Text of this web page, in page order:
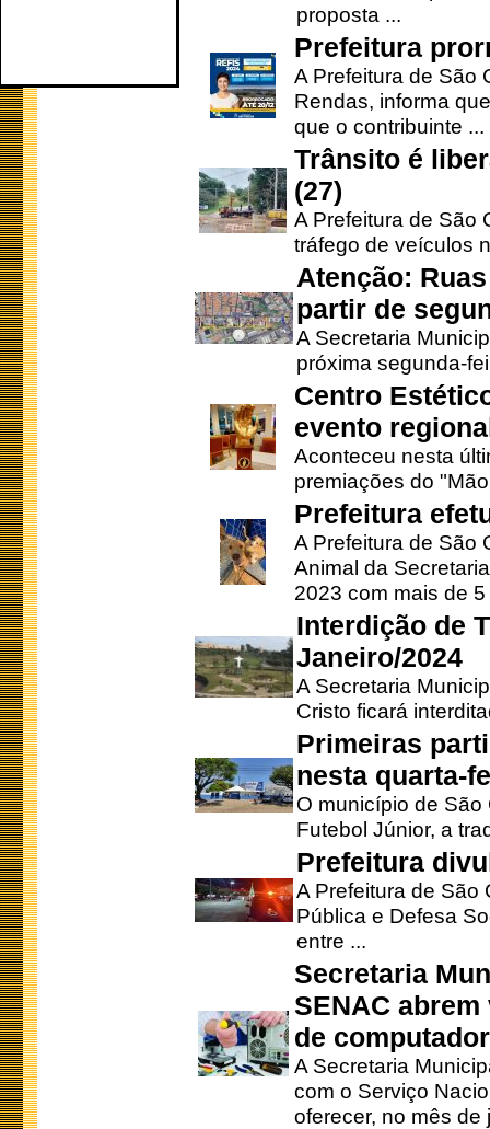
proposta ...
Prefeitura
A Prefeitura de São
Rendas, informa
que o contribuinte ...
Trânsito é
(27)
A Prefeitura de São
tráfego de veículos
Atenção:
partir de
A Secretaria
próxima segunda-
Centro
evento
Aconteceu nesta
premiações do
Prefeitura
A Prefeitura de São
Animal da
2023 com mais de 5
Interdição de
Janeiro/2024
A Secretaria
Cristo ficará
Primeiras
nesta quarta-
O município de
Futebol Júnior, a
Prefeitura
A Prefeitura de São
Pública e Defesa
entre ...
Secretaria
SENAC
de
A Secretaria
com o Serviço
oferecer, no mês de